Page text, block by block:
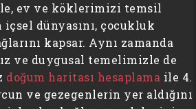
ev ve köklerimizi temsil
dünyasını, çocukluk
kapsar. Aynı zamanda
ve duygusal temelimizle de
doğum haritası hesaplama ile 4.
ve gezegenlerin yer aldığını